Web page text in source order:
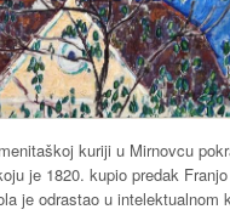
kuriji u Mirnovcu
je 1820. kupio predak Franjo
je odrastao u intelektualnom